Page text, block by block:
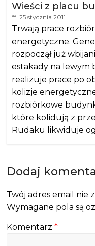
Wieści z placu
25 stycznia 2011
Trwają prace
energetyczne.
rozpoczął już
estakady na lewym
realizuje prace po
kolizje
rozbiórkowe
które kolidują z
Rudaku likwiduje
Dodaj
Twój adres email nie
Wymagane pola są
Komentarz*